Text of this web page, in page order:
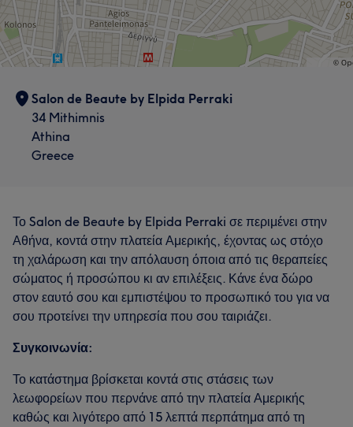
Salon de Beaute by Elpida Perraki
34 Mithimnis
Athina
Greece
Το Salon de Beaute by Elpida Perraki σε περιμένει στην
Αθήνα, κοντά στην πλατεία Αμερικής, έχοντας ως στόχο
τη χαλάρωση και την απόλαυση όποια από τις θεραπείες
σώματος ή προσώπου κι αν επιλέξεις. Κάνε ένα δώρο
στον εαυτό σου και εμπιστέψου το προσωπικό του για να
σου προτείνει την υπηρεσία που σου ταιριάζει.
Συγκοινωνία:
Το κατάστημα βρίσκεται κοντά στις στάσεις των
λεωφορείων που περνάνε από την πλατεία Αμερικής
καθώς και λιγότερο από 15 λεπτά περπάτημα από τη